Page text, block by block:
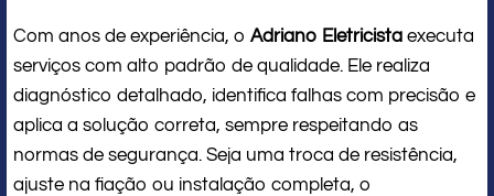
Com anos de experiência, o Adriano Eletricista executa
serviços com alto padrão de qualidade. Ele realiza
diagnóstico detalhado, identifica falhas com precisão e
aplica a solução correta, sempre respeitando as
normas de segurança. Seja uma troca de resistência,
ajuste na fiação ou instalação completa, o